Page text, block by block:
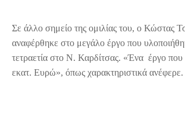
Σε άλλο σημείο της ομιλίας του, ο Κώστας
αναφέρθηκε στο μεγάλο έργο που
τετραετία στο Ν. Καρδίτσας. «Ένα έργο που
εκατ. Ευρώ», όπως χαρακτηριστικά ανέφερε.